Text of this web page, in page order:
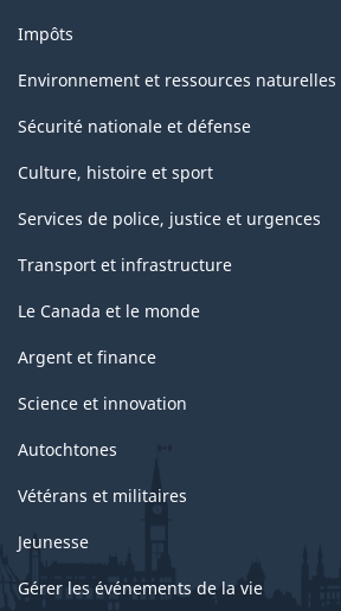
Impôts
Environnement et ressources naturelles
Sécurité nationale et défense
Culture, histoire et sport
Services de police, justice et urgences
Transport et infrastructure
Le Canada et le monde
Argent et finance
Science et innovation
Autochtones
Vétérans et militaires
Jeunesse
Gérer les événements de la vie